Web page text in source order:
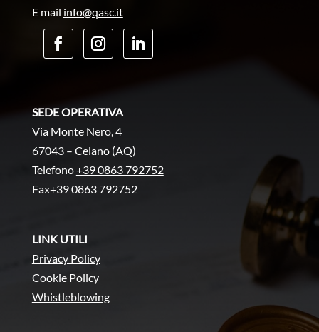
E mail info@qasc.it
SEDE OPERATIVA
Via Monte Nero, 4
67043 – Celano (AQ)
Telefono+39 0863 792752
Fax+39 0863 792752
LINK UTILI
Privacy Policy
Cookie Policy
Whistleblowing